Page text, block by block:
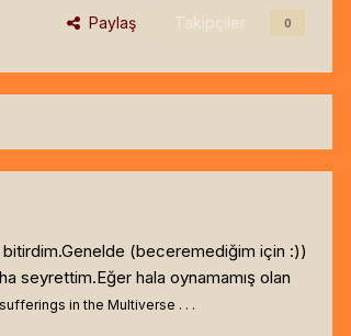
Paylaş Takipçiler 0
bitirdim.Genelde (beceremediğim için :))
seyrettim.Eğer hala oynamamış olan
in the Multiverse . . .